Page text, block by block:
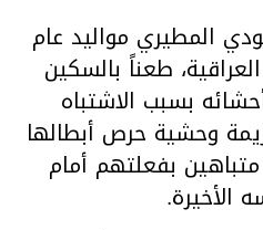
المطيري مواليد عام
العراقية، طعناً بالسكين
بسبب الاشتباه
وحشية حرص أبطالها
بفعلتهم أمام
الأخيرة.